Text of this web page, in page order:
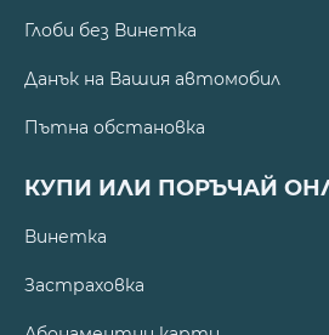
Глоби без Винетка
Данък на Вашия автомобил
Пътна обстановка
КУПИ ИЛИ ПОРЪЧАЙ
Винетка
Застраховка